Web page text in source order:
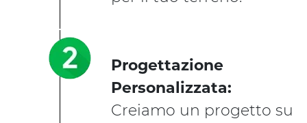
Progettazione
Personalizzata:
Creiamo un progetto su